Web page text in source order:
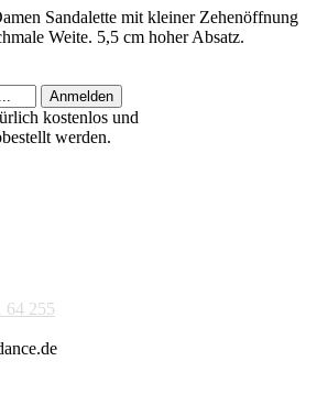
Sandalette mit kleiner Zehenöffnung
Weite. 5,5 cm hoher Absatz.
Anmelden
kostenlos und
werden.
64 255